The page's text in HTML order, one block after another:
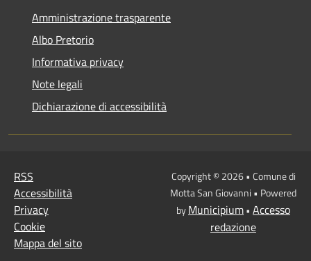
Amministrazione trasparente
Albo Pretorio
Informativa privacy
Note legali
Dichiarazione di accessibilità
RSS
Accessibilità
Privacy
Cookie
Mappa del sito
Copyright © 2026 • Comune di
Motta San Giovanni • Powered
byMunicipium• Accesso
redazione